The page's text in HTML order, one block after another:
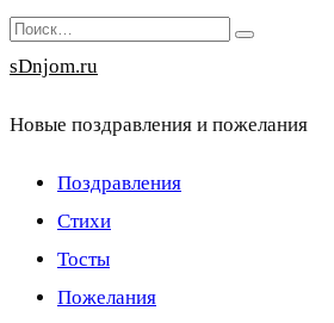
Перейти
к
Search
for:
sDnjom.ru
Новые поздравления и пожелания
Поздравления
Стихи
Тосты
Пожелания